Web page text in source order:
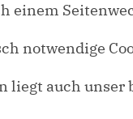
einem
notwendige
liegt auch unser